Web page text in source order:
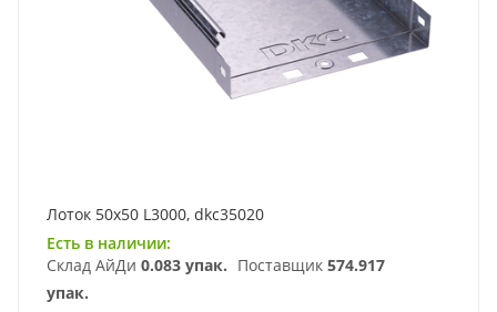
Лоток 50х50 L3000, dkc35020
Есть в наличии:
Склад АйДи 0.083 упак. Поставщик 574.917
упак.